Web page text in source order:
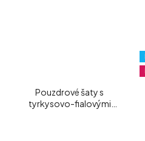
Pouzdrové šaty s
tyrkysovo-fialovými